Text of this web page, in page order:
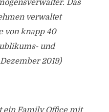
Das
verwaltet
von knapp 40
und
2019)
ein Family Office mit